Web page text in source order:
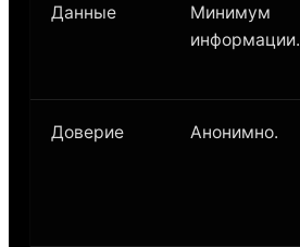
Данные
Минимум
информации.
Доверие Анонимно.